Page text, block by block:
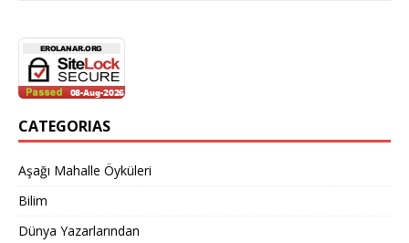
CATEGORIAS
Aşağı Mahalle Öyküleri
Bilim
Dünya Yazarlarından